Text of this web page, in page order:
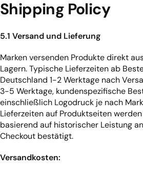
Shipping Policy
5.1 Versand und Lieferung
Marken versenden Produkte direkt
Lagern. Typische Lieferzeiten ab
Deutschland 1-2 Werktage nach
3-5 Werktage, kundenspezifische
einschließlich Logodruck je nach
Lieferzeiten auf Produktseiten
basierend auf historischer Leistung
Checkout bestätigt.
Versandkosten: